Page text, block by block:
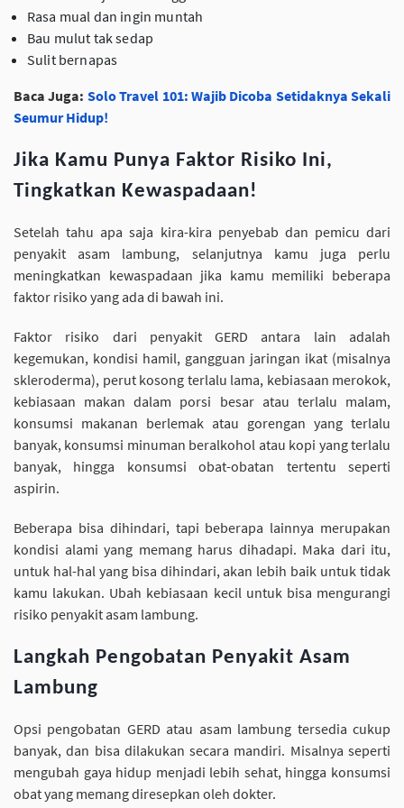
Rasa mual dan ingin muntah
Bau mulut tak sedap
Sulit bernapas
Baca Juga: Solo Travel 101: Wajib Dicoba Setidaknya Sekali
Seumur Hidup!
Jika Kamu Punya Faktor Risiko Ini,
Tingkatkan Kewaspadaan!
Setelah tahu apa saja kira-kira penyebab dan pemicu dari
penyakit asam lambung, selanjutnya kamu juga perlu
meningkatkan kewaspadaan jika kamu memiliki beberapa
faktor risiko yang ada di bawah ini.
Faktor risiko dari penyakit GERD antara lain adalah
kegemukan, kondisi hamil, gangguan jaringan ikat (misalnya
skleroderma), perut kosong terlalu lama, kebiasaan merokok,
kebiasaan makan dalam porsi besar atau terlalu malam,
konsumsi makanan berlemak atau gorengan yang terlalu
banyak, konsumsi minuman beralkohol atau kopi yang terlalu
banyak, hingga konsumsi obat-obatan tertentu seperti
aspirin.
Beberapa bisa dihindari, tapi beberapa lainnya merupakan
kondisi alami yang memang harus dihadapi. Maka dari itu,
untuk hal-hal yang bisa dihindari, akan lebih baik untuk tidak
kamu lakukan. Ubah kebiasaan kecil untuk bisa mengurangi
risiko penyakit asam lambung.
Langkah Pengobatan Penyakit Asam
Lambung
Opsi pengobatan GERD atau asam lambung tersedia cukup
banyak, dan bisa dilakukan secara mandiri. Misalnya seperti
mengubah gaya hidup menjadi lebih sehat, hingga konsumsi
obat yang memang diresepkan oleh dokter.